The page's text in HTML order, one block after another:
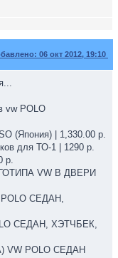
06 окт 2012, 19:10
vw POLO
(Япония) | 1,330.00 р.
для ТО-1 | 1290 р.
р.
VW В ДВЕРИ
СЕДАН,
СЕДАН, ХЭТЧБЕК,
VW POLO СЕДАН